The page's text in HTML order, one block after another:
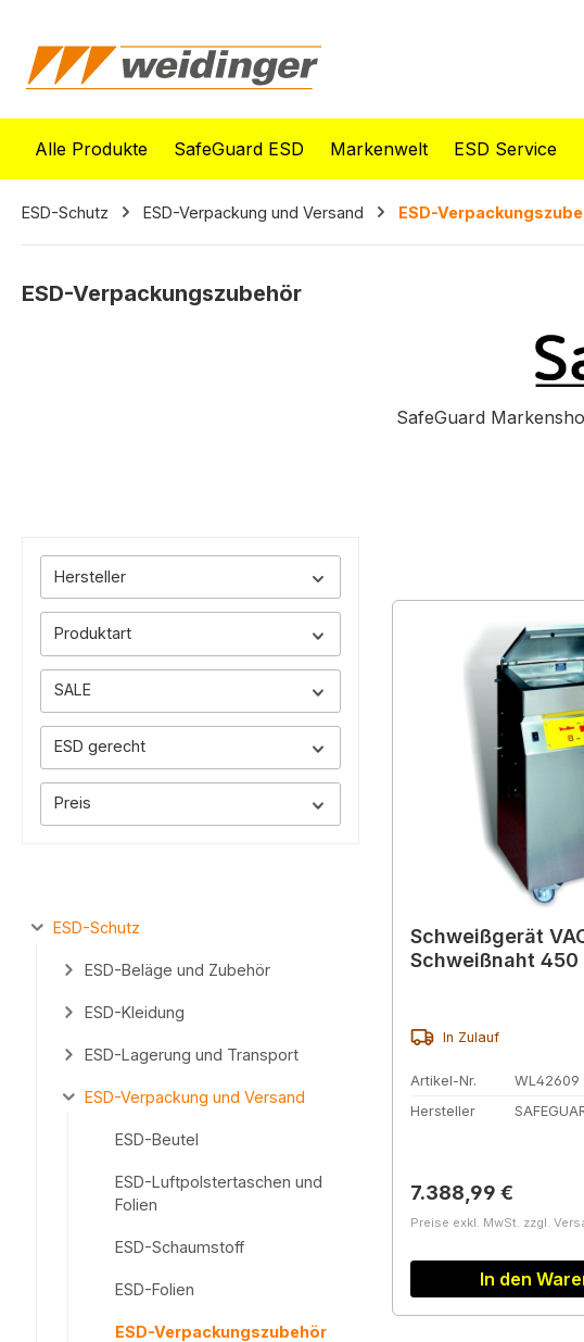
Alle Produkte SafeGuard ESD Markenwelt ESD Service
ESD-Schutz ESD-Verpackung und Versand ESD-
ESD-Verpackungszubehör
SafeGuard
Hersteller
Produktart
SALE
ESD gerecht
Preis
ESD-Schutz
ESD-Beläge und Zubehör
ESD-Kleidung
ESD-Lagerung und Transport
ESD-Verpackung und Versand
ESD-Beutel
ESD-Luftpolstertaschen und
Folien
ESD-Schaumstoff
ESD-Folien
ESD-Verpackungszubehör
Schweißgerät
Schweißnaht 450
In Zulauf
Artikel-Nr.
WL42609
Hersteller
Regulärer Preis:
7.388,99 €
Preise exkl. MwSt. zzgl.
In den